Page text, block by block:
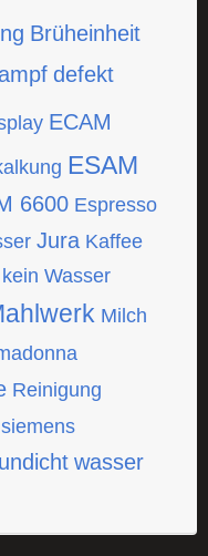
Brüheinheit
defekt
ECAM
ESAM
6600 Espresso
Jura Kaffee
kein Wasser
Milch
Reinigung
siemens
undicht wasser